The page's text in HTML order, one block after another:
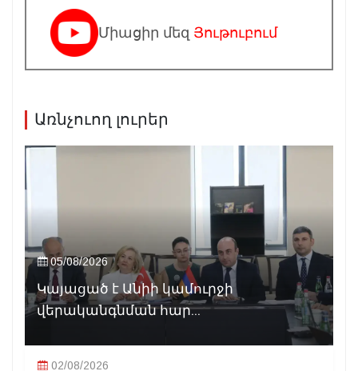
Միացիր մեզ Յութուբում
Առնչուող լուրեր
05/08/2026
Կայացած է Անիի կամուրջի
վերականգնման հար...
02/08/2026